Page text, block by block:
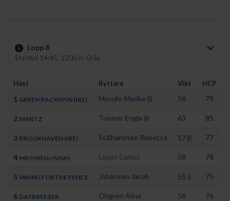
Lopp 8
Starttid 14:45, 1200 m Gräs
Häst Ryttare Vikt HCP
1 GREEN BACKSPIN (IRE) Masuhr Marika (l) 56 79
2 NIMITZ Tunmar Engla (l) 63 85
3 BROOKHAVEN (IRE) Stålhandske Rebecca 57 B 77
4 MR PIRELLI (USA) Lopez Carlos 58 78
5 SWING FORTHE FENCE Johansen Jacob 55 S 75
6 DAYBREEZER Öhgren Alina 56 76